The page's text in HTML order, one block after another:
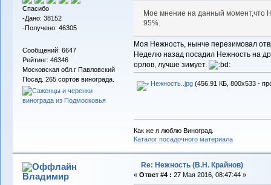
Спасибо
-Дано: 38152
-Получено: 46305
Сообщений: 6647
Рейтинг: 46346
Московская обл.г Павловский
Посад. 265 сортов винограда.
Мое мнение на данный момент,что
95%.
Моя Нежность, нынче перезимовал
Неделю назад посадил Нежность на
орлов, лучше зимует.
Нежность..jpg(456.91 КБ, 800x533 -
Как же я люблю Виноград.
Каталог посадочного материала
Владимиp
Re: Нежность (В.Н. Крайнов)
« Ответ #4 : 27 Мая 2016, 08:47:44 »